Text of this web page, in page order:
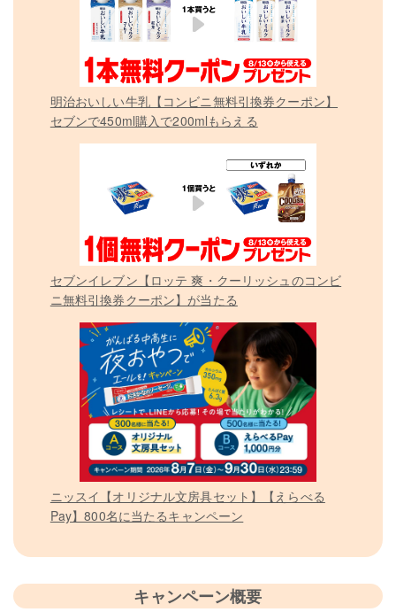
明治おいしい牛乳【コンビニ無料引換券クーポン】
セブンで450ml購入で200mlもらえる
セブンイレブン【ロッテ 爽・クーリッシュのコンビ
ニ無料引換券クーポン】が当たる
ニッスイ【オリジナル文房具セット】【えらべる
Pay】800名に当たるキャンペーン
キャンペーン概要